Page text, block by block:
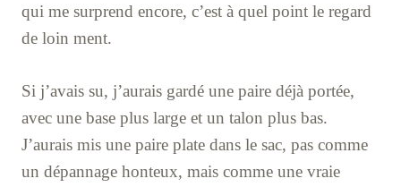
qui me surprend encore, c’est à quel point le regard
de loin ment.
Si j’avais su, j’aurais gardé une paire déjà portée,
avec une base plus large et un talon plus bas.
J’aurais mis une paire plate dans le sac, pas comme
un dépannage honteux, mais comme une vraie